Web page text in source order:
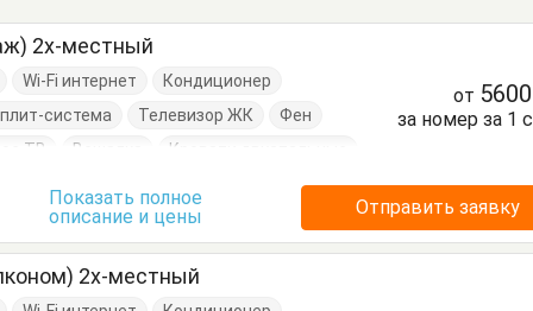
2х-местный
Wi-Fi интернет
Кондиционер
система
Телевизор ЖК
Фен
ТВ
Вешалка
Кровати двуспальные
Шкаф
от
за номер за 1
Показать полное
описание и цены
Отправить заявку
2х-местный